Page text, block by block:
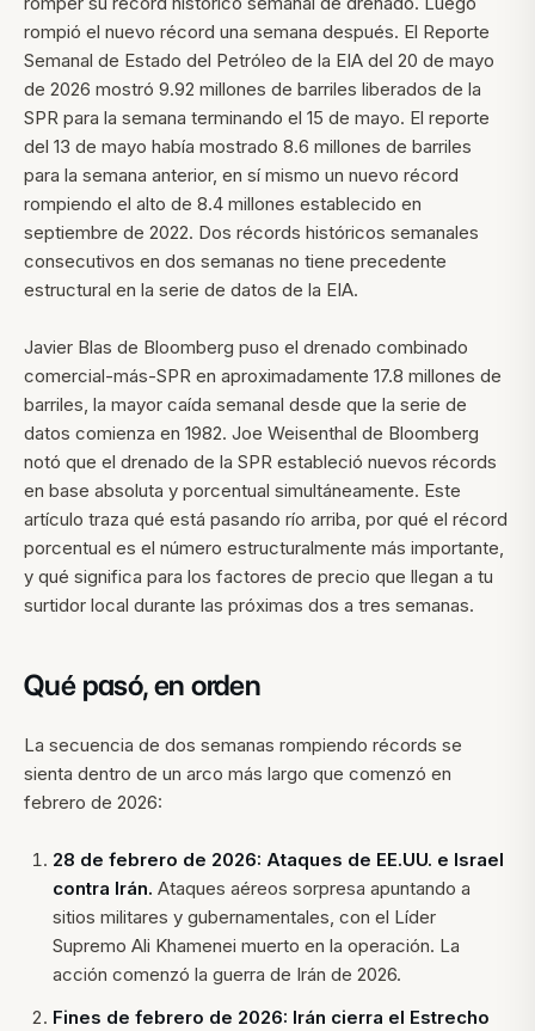
rompió el nuevo récord una semana después. El Reporte
Semanal de Estado del Petróleo de la EIA del 20 de mayo
de 2026 mostró 9.92 millones de barriles liberados de la
SPR para la semana terminando el 15 de mayo. El reporte
del 13 de mayo había mostrado 8.6 millones de barriles
para la semana anterior, en sí mismo un nuevo récord
rompiendo el alto de 8.4 millones establecido en
septiembre de 2022. Dos récords históricos semanales
consecutivos en dos semanas no tiene precedente
estructural en la serie de datos de la EIA.
Javier Blas de Bloomberg puso el drenado combinado
comercial-más-SPR en aproximadamente 17.8 millones de
barriles, la mayor caída semanal desde que la serie de
datos comienza en 1982. Joe Weisenthal de Bloomberg
notó que el drenado de la SPR estableció nuevos récords
en base absoluta y porcentual simultáneamente. Este
artículo traza qué está pasando río arriba, por qué el récord
porcentual es el número estructuralmente más importante,
y qué significa para los factores de precio que llegan a tu
surtidor local durante las próximas dos a tres semanas.
Qué pasó, en orden
La secuencia de dos semanas rompiendo récords se
sienta dentro de un arco más largo que comenzó en
febrero de 2026:
28 de febrero de 2026: Ataques de EE.UU. e Israel
contra Irán. Ataques aéreos sorpresa apuntando a
sitios militares y gubernamentales, con el Líder
Supremo Ali Khamenei muerto en la operación. La
acción comenzó la guerra de Irán de 2026.
Fines de febrero de 2026: Irán cierra el Estrecho